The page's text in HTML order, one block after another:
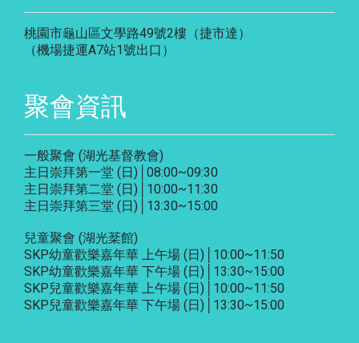
桃園市龜山區文學路49號2樓（捷市達）
（機場捷運A7站1號出口）
聚會資訊
一般聚會 (湖光基督教會)
主日崇拜第一堂 (日)│08:00~09:30
主日崇拜第二堂 (日)│10:00~11:30
主日崇拜第三堂 (日)│13:30~15:00
兒童聚會 (湖光棻館)
SKP幼童歡樂嘉年華 上午場 (日)│10:00~11:50
SKP幼童歡樂嘉年華 下午場 (日)│13:30~15:00
SKP兒童歡樂嘉年華 上午場 (日)│10:00~11:50
SKP兒童歡樂嘉年華 下午場 (日)│13:30~15:00